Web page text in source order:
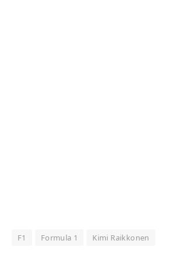
F1 Formula 1 Kimi Raikkonen